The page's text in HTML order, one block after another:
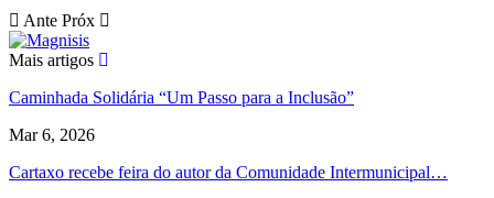
Ante Próx
Mais artigos
Caminhada Solidária “Um Passo para a Inclusão”
Mar 6, 2026
Cartaxo recebe feira do autor da Comunidade Intermunicipal…